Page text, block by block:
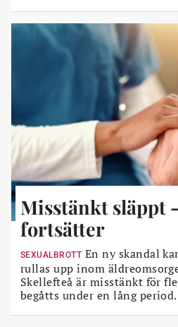
Misstänkt släppt
fortsätter
SEXUALBROTT En ny skandal
rullas upp inom
Skellefteå är misstänkt för
begåtts under en lång period.